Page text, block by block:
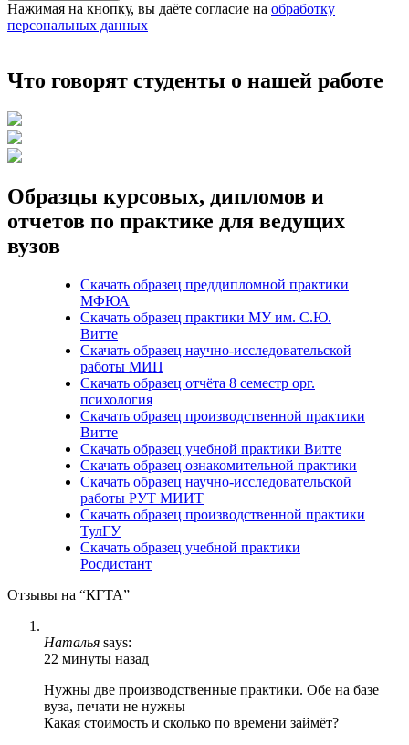
Нажимая на кнопку, вы даёте согласие на обработку
персональных данных
Что говорят студенты о нашей работе
Образцы курсовых, дипломов и
отчетов по практике для ведущих
вузов
Скачать образец преддипломной практики
МФЮА
Скачать образец практики МУ им. С.Ю.
Витте
Скачать образец научно-исследовательской
работы МИП
Скачать образец отчёта 8 семестр орг.
психология
Скачать образец производственной практики
Витте
Скачать образец учебной практики Витте
Скачать образец ознакомительной практики
Скачать образец научно-исследовательской
работы РУТ МИИТ
Скачать образец производственной практики
ТулГУ
Скачать образец учебной практики
Росдистант
Отзывы на “КГТА”
Наталья says:
22 минуты назад
Нужны две производственные практики. Обе на базе
вуза, печати не нужны
Какая стоимость и сколько по времени займёт?